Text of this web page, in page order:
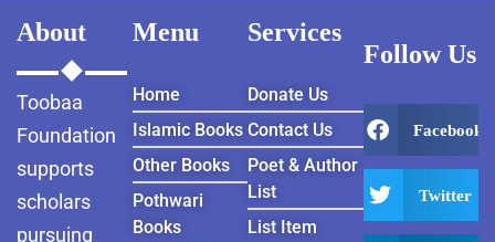
About
Toobaa
Foundation
supports
scholars
pursuing
Menu
Home
Islamic Books
Other Books
Pothwari
Books
Services
Donate Us
Contact Us
Poet & Author
List
List Item
Follow Us
Facebook
Twitter